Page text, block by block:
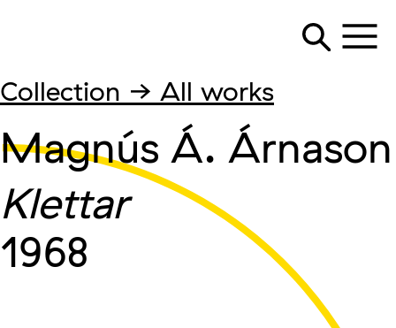
Collection → All works
Magnús Á. Árnason
Klettar
1968